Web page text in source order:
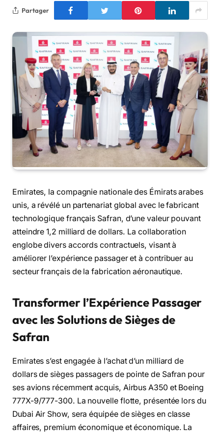
Partager
Emirates, la compagnie nationale des Émirats arabes
unis, a révélé un partenariat global avec le fabricant
technologique français Safran, d’une valeur pouvant
atteindre 1,2 milliard de dollars. La collaboration
englobe divers accords contractuels, visant à
améliorer l’expérience passager et à contribuer au
secteur français de la fabrication aéronautique.
Transformer l’Expérience Passager
avec les Solutions de Sièges de
Safran
Emirates s’est engagée à l’achat d’un milliard de
dollars de sièges passagers de pointe de Safran pour
ses avions récemment acquis, Airbus A350 et Boeing
777X-9/777-300. La nouvelle flotte, présentée lors du
Dubai Air Show, sera équipée de sièges en classe
affaires, premium économique et économique. La